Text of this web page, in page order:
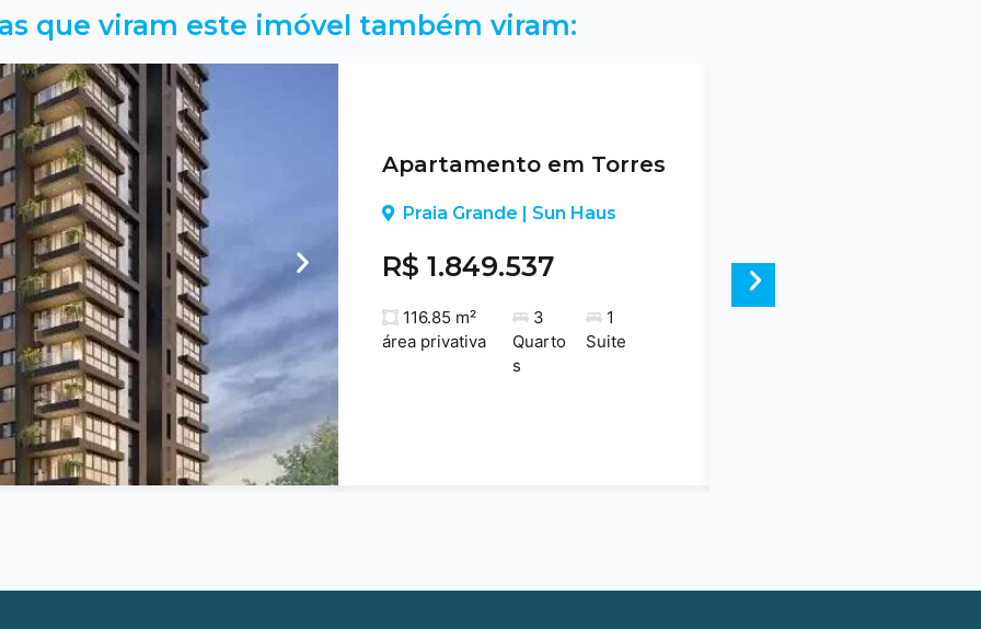
que viram este imóvel também viram:
Apartamento em Torres
Praia Grande | Sun Haus
R$ 1.849.537
116.85 m²
área privativa
3
Quarto
s
1
Suite